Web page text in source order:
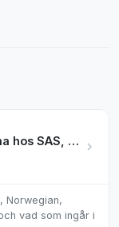
Handbagaget 2026 – reglerna hos SAS, Norwegian & mer
Norwegian,
vad som ingår i